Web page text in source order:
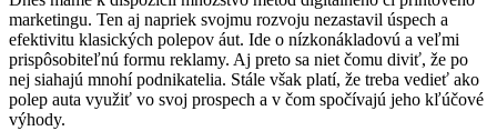
marketingu. Ten aj napriek svojmu rozvoju nezastavil úspech a
efektivitu klasických polepov áut. Ide o nízkonákladovú a veľmi
prispôsobiteľnú formu reklamy. Aj preto sa niet čomu diviť, že po
nej siahajú mnohí podnikatelia. Stále však platí, že treba vedieť ako
polep auta využiť vo svoj prospech a v čom spočívajú jeho kľúčové
výhody.